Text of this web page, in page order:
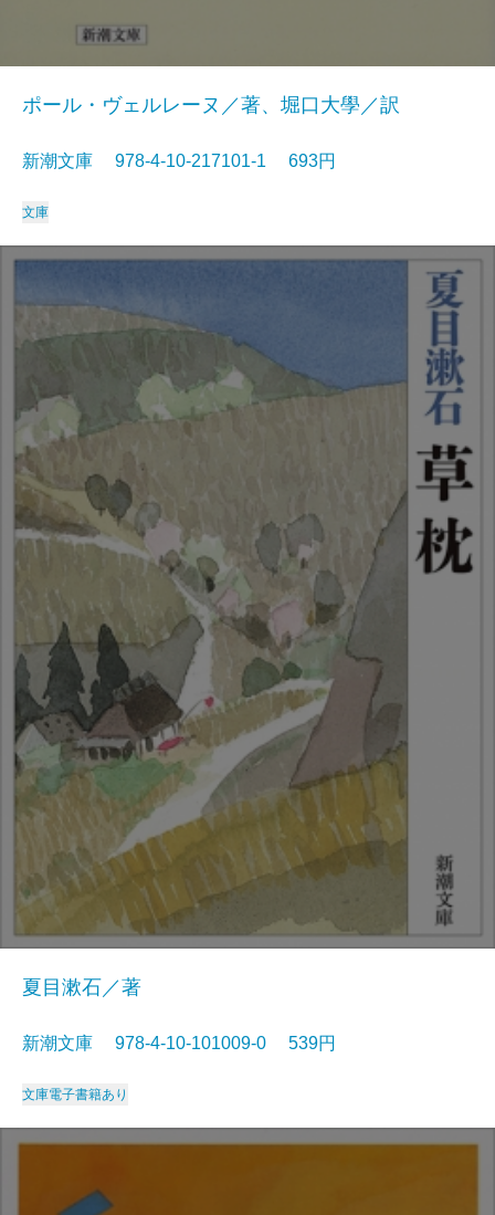
ポール・ヴェルレーヌ／著、堀口大學／訳
新潮文庫 978-4-10-217101-1 693円
文庫
夏目漱石／著
新潮文庫 978-4-10-101009-0 539円
文庫電子書籍あり